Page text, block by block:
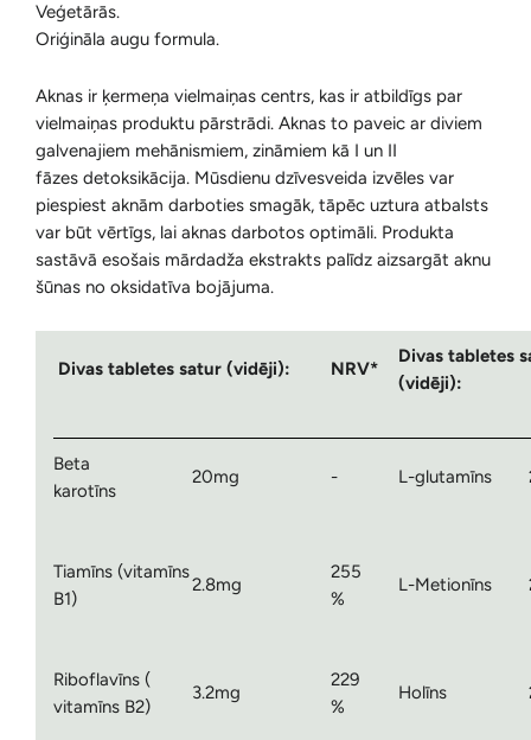
Veģetārās.
Oriģināla augu formula.
Aknas ir ķermeņa vielmaiņas centrs, kas ir atbildīgs par
vielmaiņas produktu pārstrādi. Aknas to paveic ar diviem
galvenajiem mehānismiem, zināmiem kā I un II
fāzes detoksikācija. Mūsdienu dzīvesveida izvēles var
piespiest aknām darboties smagāk, tāpēc uztura atbalsts
var būt vērtīgs, lai aknas darbotos optimāli. Produkta
sastāvā esošais mārdadža ekstrakts palīdz aizsargāt aknu
šūnas no oksidatīva bojājuma.
Divas tabletes satur (vidēji): NRV*
Divas tabletes
(vidēji):
Beta
karotīns
20mg - L-glutamīns
Tiamīns (vitamīns
B1)
2.8mg
255
%
L-Metionīns
Riboflavīns (
vitamīns B2)
3.2mg
229
%
Holīns